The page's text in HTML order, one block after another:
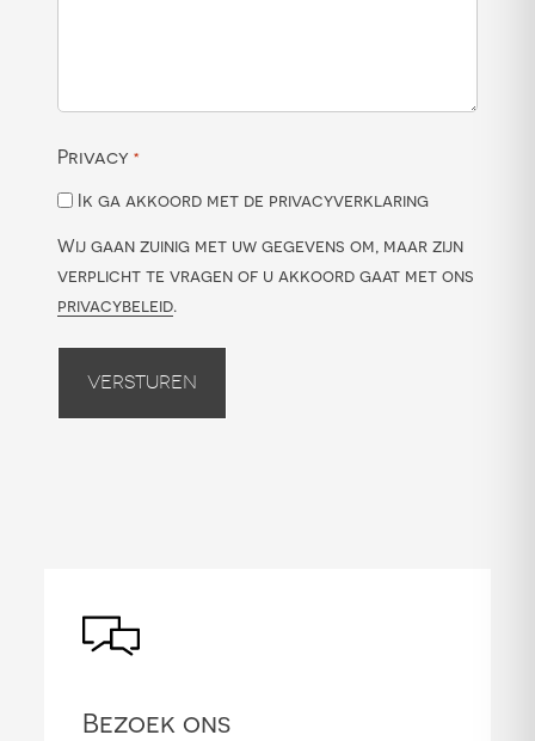
Privacy *
Ik ga akkoord met de privacyverklaring
Wij gaan zuinig met uw gegevens om, maar zijn
verplicht te vragen of u akkoord gaat met ons
privacybeleid.
Versturen
Bezoek ons